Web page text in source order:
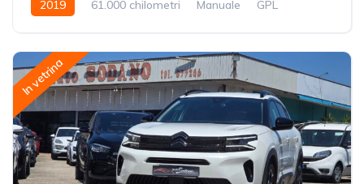
2019 61.000 chilometri Manuale
GPL
In vetrina